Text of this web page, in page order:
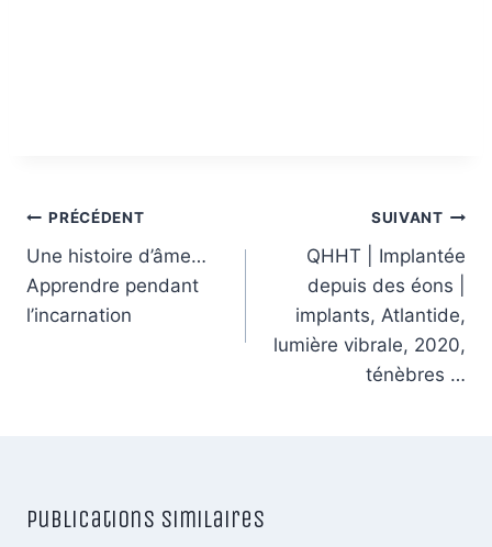
Navigation
de
l’article
PRÉCÉDENT
Une histoire d’âme…
Apprendre pendant
l’incarnation
SUIVANT
QHHT | Implantée
depuis des éons |
implants, Atlantide,
lumière vibrale, 2020,
ténèbres …
Publications similaires